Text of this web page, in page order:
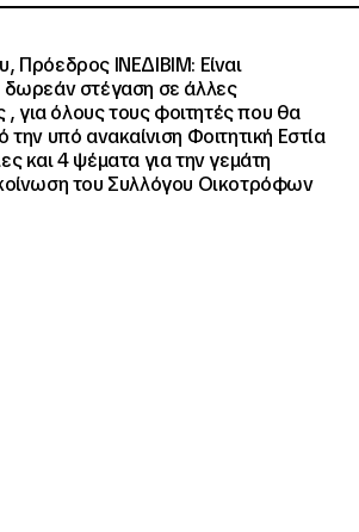
Πρόεδρος ΙΝΕΔΙΒΙΜ: Είναι
δωρεάν στέγαση σε άλλες
, για όλους τους φοιτητές που θα
την υπό ανακαίνιση Φοιτητική Εστία
και 4 ψέματα για την γεμάτη
του Συλλόγου Οικοτρόφων